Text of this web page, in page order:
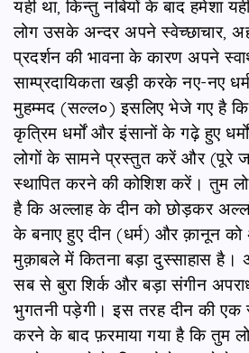
यही था, किन्‍तु नबियों के बाद हमेशा यही
लोग उसके अन्‍दर अपने स्‍वेच्‍छाचार,
प्रदर्शन की भावना के कारण अपने
साम्प्रदायिकता खड़ी करके नए-नए
मुहम्मद (सल्ल०) इसलिए भेजे गए है
कृत्रिम धर्मों और इंसानों के गढ़े हुए
लोगों के सामने प्रस्तुत करें और (पूरे
स्थापित करने की कोशिश करें। तुम
है कि अल्लाह के दीन को छोड़कर
के बनाए हुए दीन (धर्म) और क़ानून
मुक़ाबले में कितना बड़ा दुस्‍साहास
सब से बुरा शिर्क और बड़ा संगीन
भुगतनी पड़ेगी। इस तरह दीन की एक
करने के बाद फ़रमाया गया है कि तुम